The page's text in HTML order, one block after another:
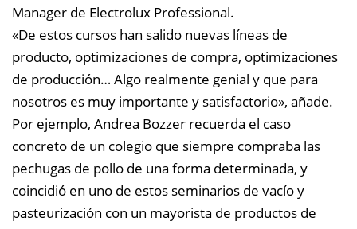
Manager de Electrolux Professional.
«De estos cursos han salido nuevas líneas de
producto, optimizaciones de compra, optimizaciones
de producción… Algo realmente genial y que para
nosotros es muy importante y satisfactorio», añade.
Por ejemplo, Andrea Bozzer recuerda el caso
concreto de un colegio que siempre compraba las
pechugas de pollo de una forma determinada, y
coincidió en uno de estos seminarios de vacío y
pasteurización con un mayorista de productos de